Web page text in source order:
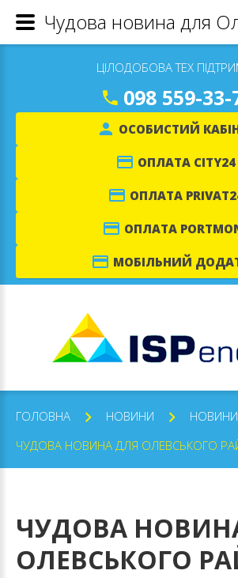
ЦІЛОДОБОВА ТЕХ
098 559-33-
ОСОБИСТИЙ
ОПЛАТА CITY24
ОПЛАТА
ОПЛАТА
МОБІЛЬНИЙ
ГОЛОВНА НОВИНИ
НОВИНИ
ЧУДОВА НОВИНА ДЛЯ ОЛЕВСЬКОГО
ЧУДОВА
ОЛЕВСЬКОГО